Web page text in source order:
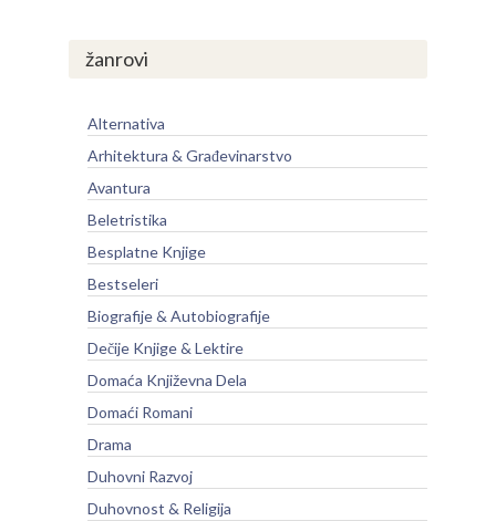
žanrovi
Alternativa
Arhitektura & Građevinarstvo
Avantura
Beletristika
Besplatne Knjige
Bestseleri
Biografije & Autobiografije
Dečije Knjige & Lektire
Domaća Književna Dela
Domaći Romani
Drama
Duhovni Razvoj
Duhovnost & Religija